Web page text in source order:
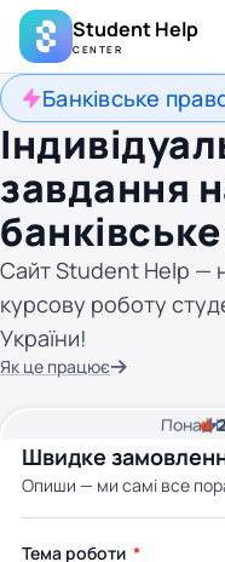
Student Help
CENTER
Банківське
завдання
Сайт Student Help —
курсову роботу
України!
Як це працює
Швидке
Опиши — ми самі все
Понад
Тема роботи